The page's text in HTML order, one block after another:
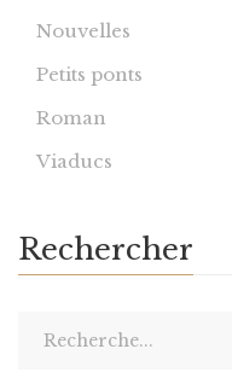
Nouvelles
Petits ponts
Roman
Viaducs
Rechercher